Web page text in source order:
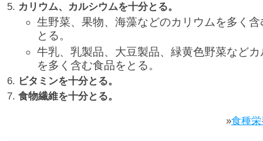
カリウム、カルシウムを十分とる。
生野菜、果物、海藻などのカリウムを多く
とる。
牛乳、乳製品、大豆製品、緑黄色野菜など
を多く含む食品をとる。
ビタミンを十分とる。
食物繊維を十分とる。
»食種